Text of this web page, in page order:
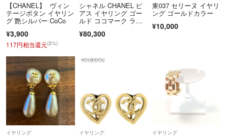
【CHANEL】 ヴィン
テージボタン イヤリン
グ 艶シルバー CoCo
¥3,900
117円相当還元(3%)
シャネル CHANEL ピ
アス イヤリング ゴー
ルド ココマーク ライ
ーフ
¥80,300
東037 セリーヌ イヤリ
ング ゴールドカラー
¥10,000
イヤリング イヤリング イヤリング